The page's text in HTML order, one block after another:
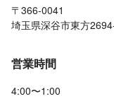
〒366-0041
埼玉県深谷市東方
営業時間
4:00〜1:00